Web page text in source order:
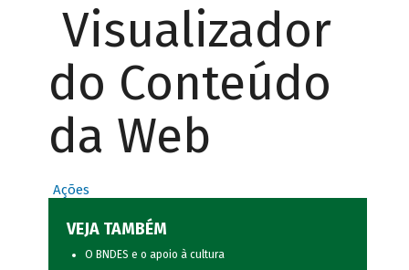
Visualizador
do Conteúdo
da Web
Ações
VEJA TAMBÉM
O BNDES e o apoio à cultura